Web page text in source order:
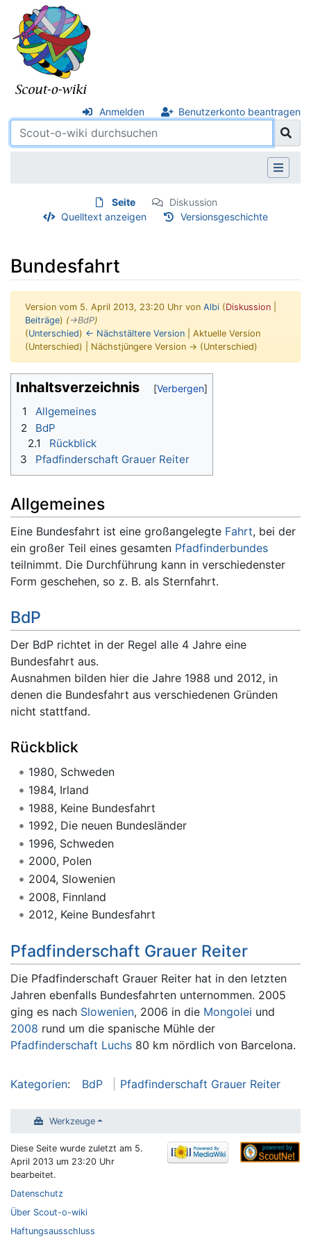
Anmelden Benutzerkonto beantragen
Seite
Diskussion
Quelltext anzeigen
Versionsgeschichte
Bundesfahrt
Version vom 5. April 2013, 23:20 Uhr von Albi (Diskussion
Beiträge) (→‎BdP)
(Unterschied) ← Nächstältere Version | Aktuelle Version
(Unterschied) | Nächstjüngere Version → (Unterschied)
Wechseln zu: Navigation, Suche
Inhaltsverzeichnis
1
Allgemeines
2
BdP
2.1
Rückblick
3
Pfadfinderschaft Grauer Reiter
Allgemeines
Eine Bundesfahrt ist eine großangelegte Fahrt, bei der
ein großer Teil eines gesamten Pfadfinderbundes
teilnimmt. Die Durchführung kann in verschiedenster
Form geschehen, so z. B. als Sternfahrt.
BdP
Der BdP richtet in der Regel alle 4 Jahre eine
Bundesfahrt aus.
Ausnahmen bilden hier die Jahre 1988 und 2012, in
denen die Bundesfahrt aus verschiedenen Gründen
nicht stattfand.
Rückblick
1980, Schweden
1984, Irland
1988, Keine Bundesfahrt
1992, Die neuen Bundesländer
1996, Schweden
2000, Polen
2004, Slowenien
2008, Finnland
2012, Keine Bundesfahrt
Pfadfinderschaft Grauer Reiter
Die Pfadfinderschaft Grauer Reiter hat in den letzten
Jahren ebenfalls Bundesfahrten unternommen. 2005
ging es nach Slowenien, 2006 in die Mongolei und
2008 rund um die spanische Mühle der
Pfadfinderschaft Luchs 80 km nördlich von Barcelona.
Kategorien: BdP Pfadfinderschaft Grauer Reiter
Werkzeuge
Diese Seite wurde zuletzt am 5.
April 2013 um 23:20 Uhr
bearbeitet.
Datenschutz
Über Scout-o-wiki
Haftungsausschluss